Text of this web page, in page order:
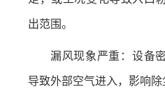
出范围。
漏风现象严重：设备
导致外部空气进入，影响除